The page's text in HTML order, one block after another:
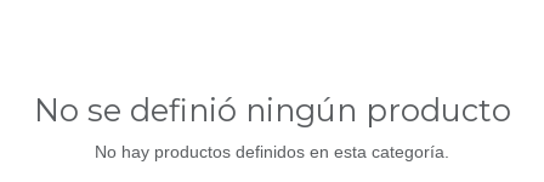
No se definió ningún producto
No hay productos definidos en esta categoría.